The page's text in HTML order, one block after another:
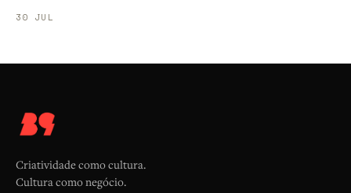
30 JUL
Criatividade como cultura.
Cultura como negócio.